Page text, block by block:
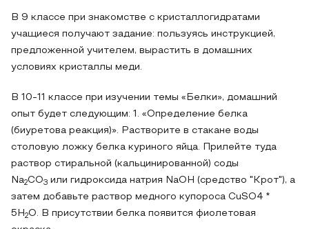
В 9 классе при знакомстве с кристаллогидратами
учащиеся получают задание: пользуясь инструкцией,
предложенной учителем, вырастить в домашних
условиях кристаллы меди.
В 10-11 классе при изучении темы «Белки», домашний
опыт будет следующим: 1. «Определение белка
(биуретова реакция)». Растворите в стакане воды
столовую ложку белка куриного яйца. Прилейте туда
раствор стиральной (кальцинированной) соды
Na2CO3 или гидроксида натрия NaOH (средство "Крот"), а
затем добавьте раствор медного купороса CuSO4 *
5H 2O. В присутствии белка появится фиолетовая